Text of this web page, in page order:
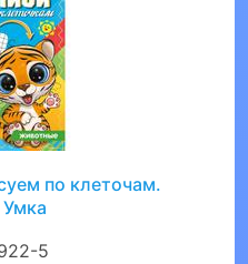
по клеточам.
5